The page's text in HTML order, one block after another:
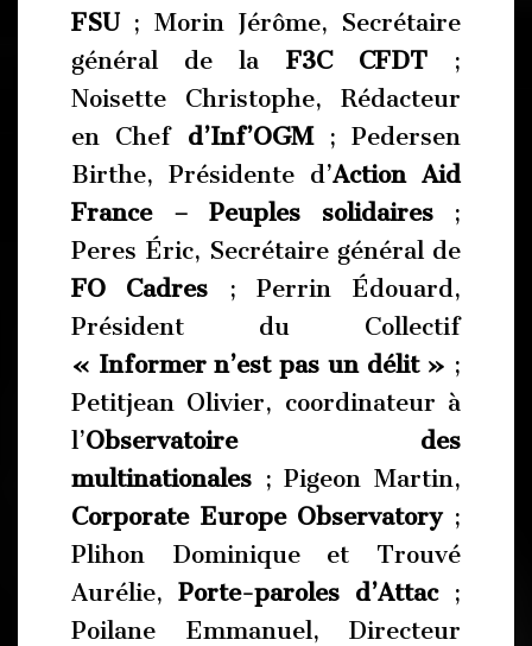
FSU ; Morin Jérôme, Secrétaire
général de la F3C CFDT ;
Noisette Christophe, Rédacteur
en Chef d’Inf’OGM; Pedersen
Birthe, Présidente d’Action Aid
France
– Peuples solidaires;
Peres Éric, Secrétaire général de
FO Cadres ; Perrin Édouard,
Président du Collectif
« Informer n’est pas un délit » ;
Petitjean Olivier, coordinateur à
l’Observatoire des
multinationales ; Pigeon Martin,
Corporate Europe Observatory;
Plihon Dominique et Trouvé
Aurélie, Porte-paroles d’Attac;
Poilane Emmanuel, Directeur